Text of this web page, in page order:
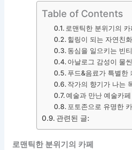
Table of Contents
로맨틱한 분위기의 카
힐링이 되는 자연친
동심을 일으키는 빈
아날로그 감성이 물
푸드&음료가 특별한
작가의 향기가 나는
예술과 만난 예술카페
포토존으로 유명한
관련된 글:
로맨틱한 분위기의 카페